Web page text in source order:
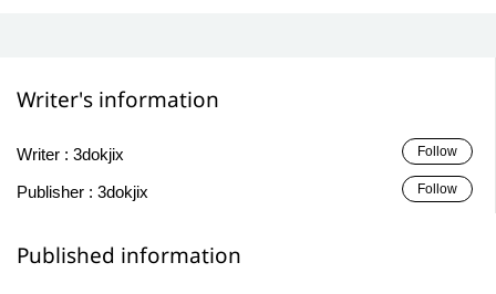
Writer's information
Writer : 3dokjix Follow
Publisher : 3dokjix Follow
Published information